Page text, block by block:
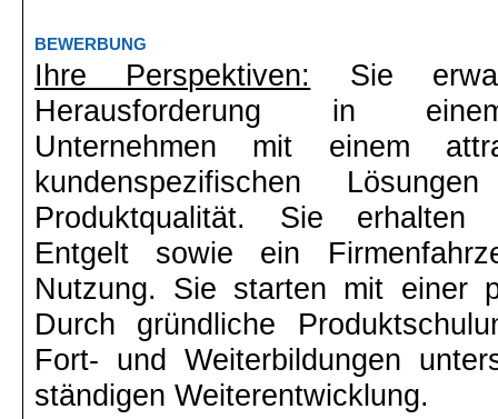
BEWERBUNG
Ihre Perspektiven:
Sie
Herausforderung in
Unternehmen mit einem
kundenspezifischen
Produktqualität. Sie erhalten
Entgelt sowie ein
Nutzung. Sie starten mit einer
Durch gründliche
Fort- und Weiterbildungen
ständigen Weiterentwicklung.